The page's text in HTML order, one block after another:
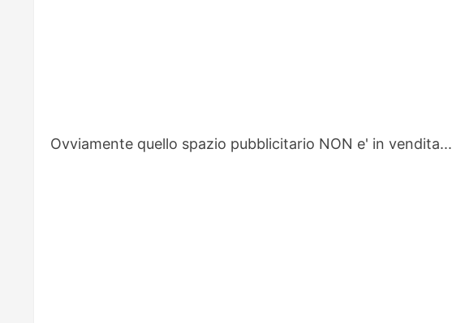
Ovviamente quello spazio pubblicitario NON e' in vendita...